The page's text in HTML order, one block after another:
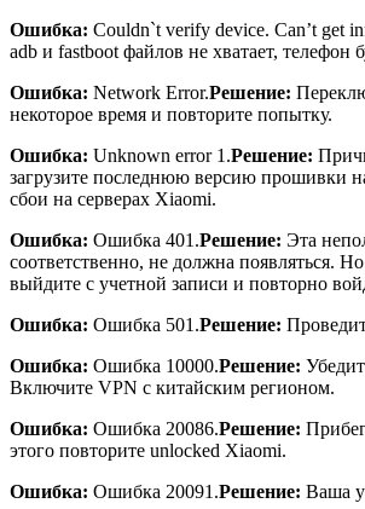
Ошибка: Couldn`t verify device. Can’t get
adb и fastboot файлов не хватает, телефон
Ошибка: Network Error.Решение:
некоторое время и повторите попытку.
Ошибка: Unknown error 1.Решение:
загрузите последнюю версию прошивки
сбои на серверах Xiaomi.
Ошибка: Ошибка 401.Решение: Эта
соответственно, не должна появляться.
выйдите с учетной записи и повторно
Ошибка: Ошибка 501.Решение:
Ошибка: Ошибка 10000.Решение:
Включите VPN с китайским регионом.
Ошибка: Ошибка 20086.Решение:
этого повторите unlocked Xiaomi.
Ошибка: Ошибка 20091.Решение: Ваша